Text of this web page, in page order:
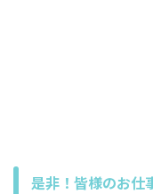
是非！皆様のお仕